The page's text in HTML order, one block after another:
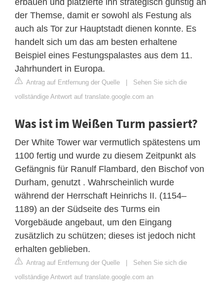
der Themse, damit er sowohl als Festung als
auch als Tor zur Hauptstadt dienen konnte. Es
handelt sich um das am besten erhaltene
Beispiel eines Festungspalastes aus dem 11.
Jahrhundert in Europa.
Antrag auf Entfernung der Quelle | Sehen Sie sich die
vollständige Antwort auf translate.google.com an
Was ist im Weißen Turm passiert?
Der White Tower war vermutlich spätestens um
1100 fertig und wurde zu diesem Zeitpunkt als
Gefängnis für Ranulf Flambard, den Bischof von
Durham, genutzt . Wahrscheinlich wurde
während der Herrschaft Heinrichs II. (1154–
1189) an der Südseite des Turms ein
Vorgebäude angebaut, um den Eingang
zusätzlich zu schützen; dieses ist jedoch nicht
erhalten geblieben.
Antrag auf Entfernung der Quelle | Sehen Sie sich die
vollständige Antwort auf translate.google.com an